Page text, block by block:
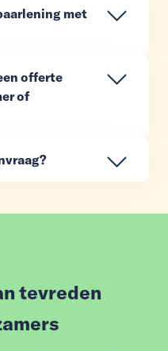
met
offerte
of
tevreden